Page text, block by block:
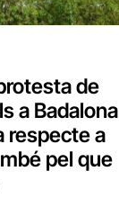
de
a Badalona
respecte a
pel que